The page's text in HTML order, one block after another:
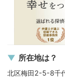
所在地は？
北区梅田2-5-8千